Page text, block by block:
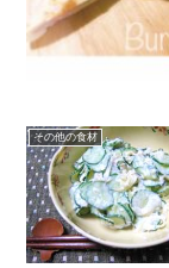
その他の食材